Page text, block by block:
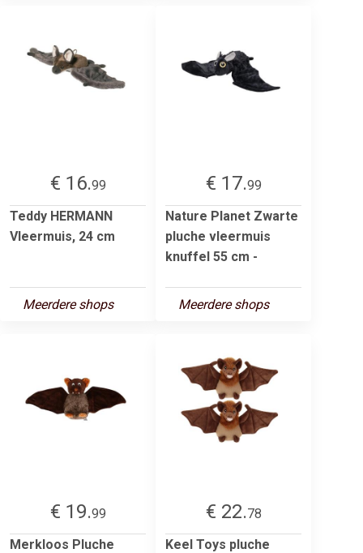
€ 16.99
Teddy HERMANN
Vleermuis, 24 cm
Meerdere shops
€ 17.99
Nature Planet Zwarte
pluche vleermuis
knuffel 55 cm -
Meerdere shops
€ 19.99
Merkloos Pluche
€ 22.78
Keel Toys pluche